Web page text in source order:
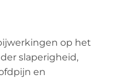
op het
slaperigheid,
en